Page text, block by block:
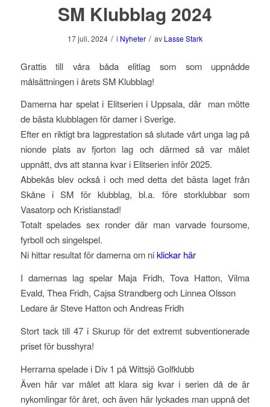
SM Klubblag 2024
17 juli, 2024 / i Nyheter / av Lasse Stark
Grattis till våra båda elitlag som som uppnådde
målsättningen i årets SM Klubblag!
Damerna har spelat i Elitserien i Uppsala, där man mötte
de bästa klubblagen för damer i Sverige.
Efter en riktigt bra lagprestation så slutade vårt unga lag på
nionde plats av fjorton lag och därmed så var målet
uppnått, dvs att stanna kvar i Elitserien inför 2025.
Abbekås blev också i och med detta det bästa laget från
Skåne i SM för klubblag, bl.a. före storklubbar som
Vasatorp och Kristianstad!
Totalt spelades sex ronder där man varvade foursome,
fyrboll och singelspel.
Ni hittar resultat för damerna om niklickar här
I damernas lag spelar Maja Fridh, Tova Hatton, Vilma
Evald, Thea Fridh, Cajsa Strandberg och Linnea Olsson
Ledare är Steve Hatton och Andreas Fridh
Stort tack till 47 i Skurup för det extremt subventionerade
priset för busshyra!
Herrarna spelade i Div 1 på Wittsjö Golfklubb
Även här var målet att klara sig kvar i serien då de är
nykomlingar för året, och även här lyckades man uppnå det